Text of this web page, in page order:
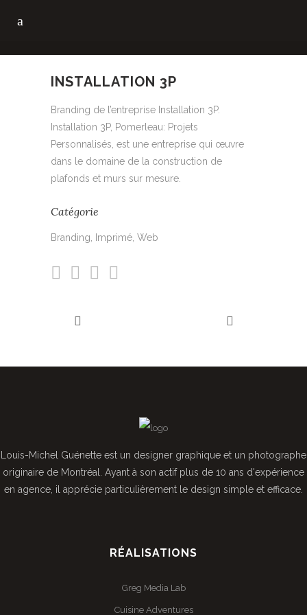
INSTALLATION 3P
Branding de l’entreprise Installation 3P.
Installation 3P, Pomerleau: Projets
Personnalisés, est une entreprise qui œuvre
dans le domaine de la construction de
plafonds et murs sur mesure.
Catégorie
Branding, Imprimé, Web
Louis-Michel Guénette est un designer graphique et un photographe
originaire de Montréal. Ayant à son actif plus de 10 ans d'expérience
en agence, il apprécie particulièrement le design simple et efficace.
RÉALISATIONS
Greg Media Lab
Cuisine Adventures